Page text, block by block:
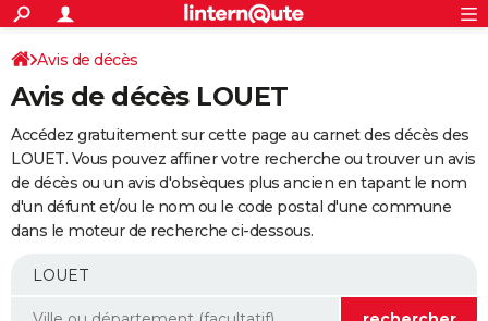
ACTUALITÉS
Politique
Société
Faits Divers
Education
Monde
Villes
+
SPORT
Coupe du monde 2026
Football
Tennis
Cyclisme
Rugby
Forum
Programme TV
TNTStreaming
Cinéma
Sorties cinéma
Musique
+
FINANCE
Retraite
Impôts
Epargne
Immobilier
Risques naturels par ville
Banque
Assurance
Crédit
AUTO
Essais
Réserver un essai
Citadines
Berlines
SUV
Forum auto
+
Mobiles
Meilleur smartphone
Internet
Ordinateurs
Jeux vidéo
Guide high-tech
Avis de décès
Avis de décès LOUET
Accédez gratuitement sur cette page au carnet des décès des
LOUET. Vous pouvez affiner votre recherche ou trouver un avis
de décès ou un avis d'obsèques plus ancien en tapant le nom
d'un défunt et/ou le nom ou le code postal d'une commune
dans le moteur de recherche ci-dessous.